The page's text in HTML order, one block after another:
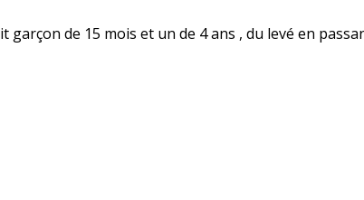
en passant par les siestes, préparations de repas, jeux, douches et couché pendant une semaine. Tout